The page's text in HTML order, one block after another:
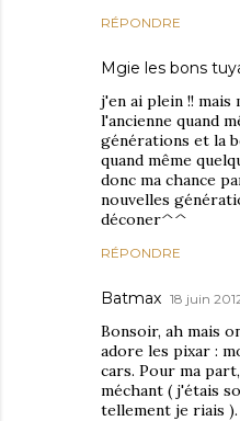
RÉPONDRE
Mgie les bons
j'en ai plein !! mais
l'ancienne quand
générations et la
quand même
donc ma chance
nouvelles
déconer^^
RÉPONDRE
Batmax 18 juin
Bonsoir, ah mais
adore les pixar :
cars. Pour ma
méchant ( j'étais
tellement je riais ).